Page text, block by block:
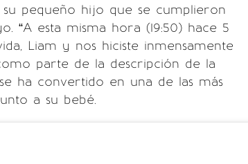
pequeño hijo que se cumplieron
“A esta misma hora (19:50) hace 5
Liam y nos hiciste inmensamente
parte de la descripción de la
ha convertido en una de las más
a su bebé.